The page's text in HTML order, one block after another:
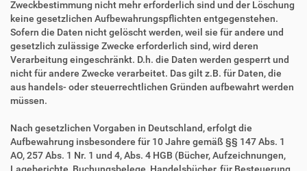
Zweckbestimmung nicht mehr erforderlich sind und der Löschung
keine gesetzlichen Aufbewahrungspflichten entgegenstehen.
Sofern die Daten nicht gelöscht werden, weil sie für andere und
gesetzlich zulässige Zwecke erforderlich sind, wird deren
Verarbeitung eingeschränkt. D.h. die Daten werden gesperrt und
nicht für andere Zwecke verarbeitet. Das gilt z.B. für Daten, die
aus handels- oder steuerrechtlichen Gründen aufbewahrt werden
müssen.
Nach gesetzlichen Vorgaben in Deutschland, erfolgt die
Aufbewahrung insbesondere für 10 Jahre gemäß §§ 147 Abs. 1
AO, 257 Abs. 1 Nr. 1 und 4, Abs. 4 HGB (Bücher, Aufzeichnungen,